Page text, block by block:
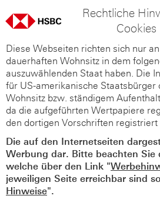
Rechtliche
Cookies
Diese Webseiten richten sich nur
dauerhaften Wohnsitz in dem
auszuwählenden Staat haben. Die
für US-amerikanische Staatsbürger
Wohnsitz bzw. ständigem
da die aufgeführten Wertpapiere
den dortigen Vorschriften registriert
Die auf den Internetseiten
Werbung dar. Bitte beachten Sie
welche über den Link "
jeweiligen Seite erreichbar sind
Hinweise".